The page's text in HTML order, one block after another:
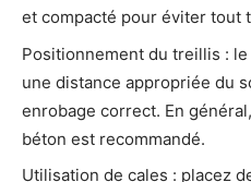
et compacté pour éviter tout
Positionnement du treillis :
une distance appropriée du
enrobage correct. En
béton est recommandé.
Utilisation de cales : placez